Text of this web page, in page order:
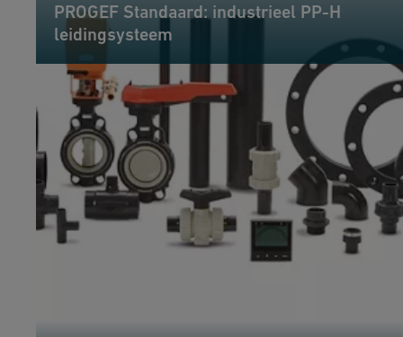
PROGEF Standaard: industrieel PP-H
leidingsysteem